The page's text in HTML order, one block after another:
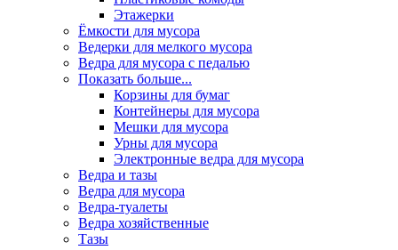
Этажерки
Ёмкости для мусора
Ведерки для мелкого мусора
Ведра для мусора с педалью
Показать больше...
Корзины для бумаг
Контейнеры для мусора
Мешки для мусора
Урны для мусора
Электронные ведра для мусора
Ведра и тазы
Ведра для мусора
Ведра-туалеты
Ведра хозяйственные
Тазы